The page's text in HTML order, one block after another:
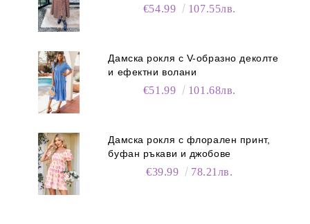
€54.99 107.55лв.
Дамска рокля с V-образно деколте
и ефектни волани
€51.99 101.68лв.
Дамска рокля с флорален принт,
буфан ръкави и джобове
€39.99 78.21лв.